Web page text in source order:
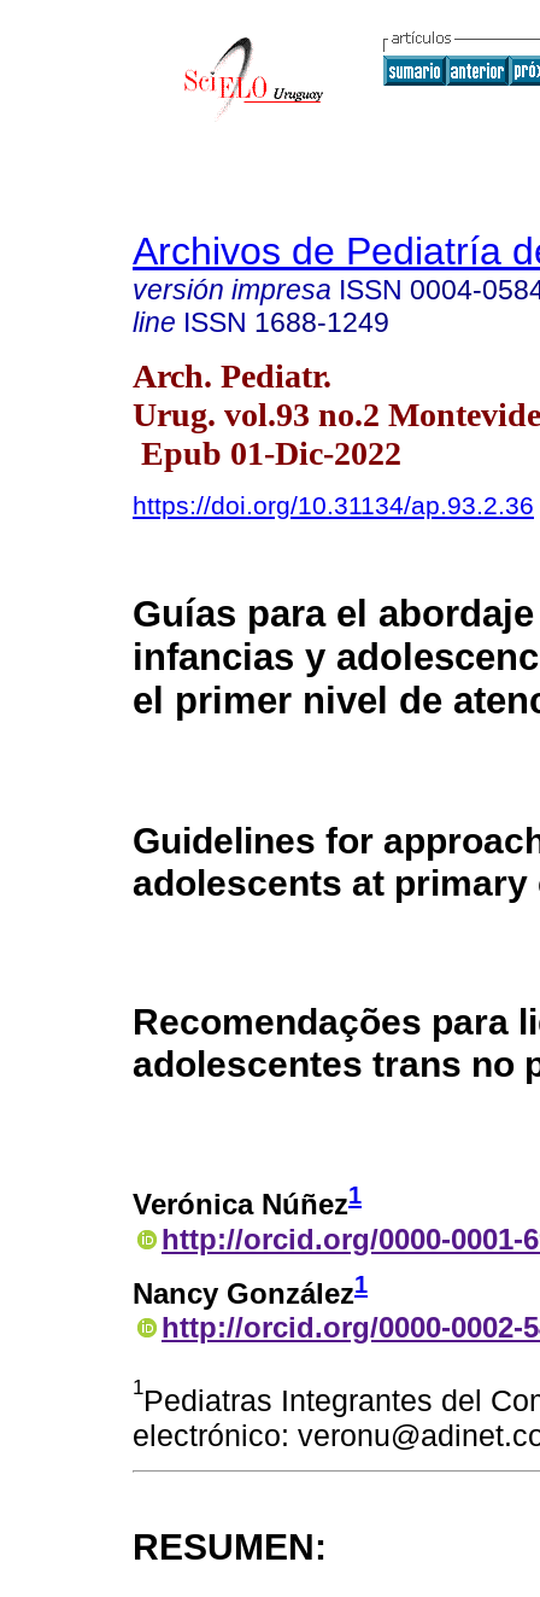
Archivos de Pediatría
versión impresa ISSN 0004-
line ISSN 1688-1249
Arch. Pediatr.
Urug. vol.93 no.2
Epub 01-Dic-2022
https://doi.org/10.31134/ap.93.2.36
Guías para el
infancias y
el primer nivel de
Guidelines for
adolescents at primary
Recomendações para
adolescentes trans no
Verónica Núñez1
http://orcid.org/0000-0001-
Nancy González1
http://orcid.org/0000-0002-
1Pediatras Integrantes del
electrónico:
RESUMEN: